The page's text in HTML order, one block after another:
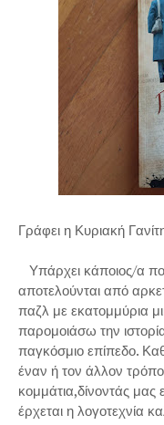
Γράφει η Κυριακή
Υπάρχει κάποιος/α
αποτελούνται από
παζλ με εκατομμύρια
παρομοιάσω την
παγκόσμιο επίπεδο.
έναν ή τον άλλον
κομμάτια,δίνοντάς μας
έρχεται η λογοτεχνία